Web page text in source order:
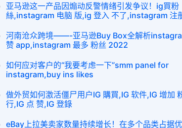
亚马逊这一产品因煽动反警情绪引发争议！ig買粉
絲,instagram 电脑 版,ig 登入 不了,instagram 注
河南沧众跨境——-亚马逊Buy Box全解析
赞 app,instagram 最多 粉丝 2022
如何应对客户的“我要考虑一下”smm panel for
instagram,buy ins likes
做外贸如何激活僵尸用户IG 購買,IG 软件,IG 增加
行,IG 点 赞,IG 登錄
eBay上拉美卖家数量持续增长！在多个品类占据